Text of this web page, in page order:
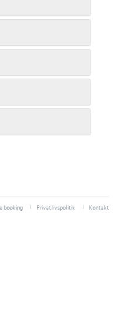
booking Privatlivspolitik Kontakt